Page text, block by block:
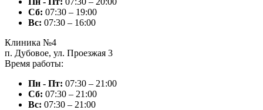
Сб: 07:30 – 19:00
Вc: 07:30 – 16:00
Клиника №4
п. Дубовое, ул. Проезжая 3
Время работы:
Пн - Пт: 07:30 – 21:00
Сб: 07:30 – 21:00
Вc: 07:30 – 21:00